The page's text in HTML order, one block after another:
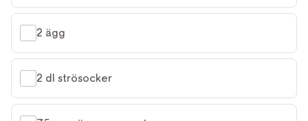
2 ägg
2 dl strösocker